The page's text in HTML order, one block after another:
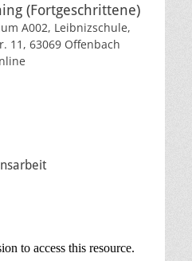
(Fortgeschrittene)
A002, Leibnizschule,
11, 63069 Offenbach